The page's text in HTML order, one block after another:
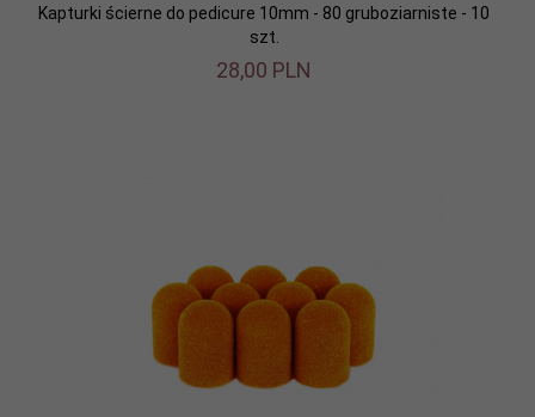
Kapturki ścierne do pedicure 10mm - 80 gruboziarniste - 10
szt.
28,00 PLN